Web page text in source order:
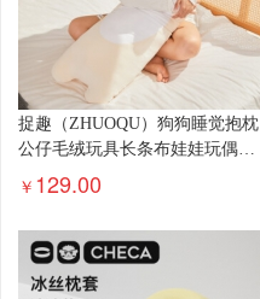
捉趣（ZHUOQU）狗狗睡觉抱枕
公仔毛绒玩具长条布娃娃玩偶
陪...
￥ 129.00